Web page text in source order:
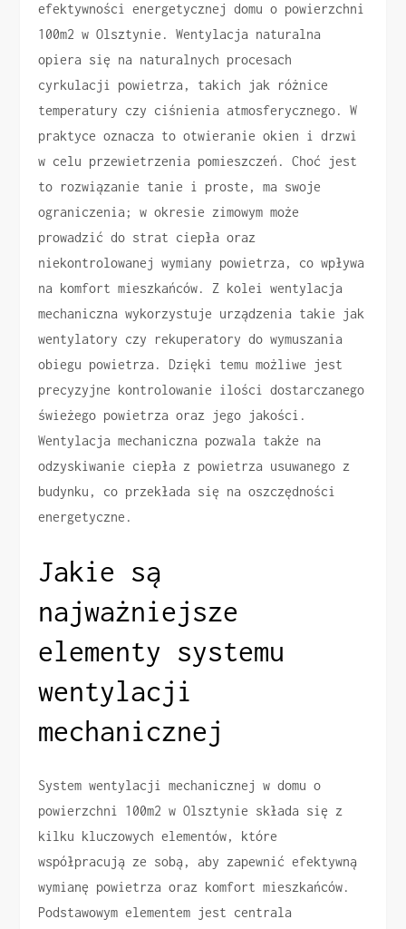
efektywności energetycznej domu o powierzchni
100m2 w Olsztynie. Wentylacja naturalna
opiera się na naturalnych procesach
cyrkulacji powietrza, takich jak różnice
temperatury czy ciśnienia atmosferycznego. W
praktyce oznacza to otwieranie okien i drzwi
w celu przewietrzenia pomieszczeń. Choć jest
to rozwiązanie tanie i proste, ma swoje
ograniczenia; w okresie zimowym może
prowadzić do strat ciepła oraz
niekontrolowanej wymiany powietrza, co wpływa
na komfort mieszkańców. Z kolei wentylacja
mechaniczna wykorzystuje urządzenia takie jak
wentylatory czy rekuperatory do wymuszania
obiegu powietrza. Dzięki temu możliwe jest
precyzyjne kontrolowanie ilości dostarczanego
świeżego powietrza oraz jego jakości.
Wentylacja mechaniczna pozwala także na
odzyskiwanie ciepła z powietrza usuwanego z
budynku, co przekłada się na oszczędności
energetyczne.
Jakie są
najważniejsze
elementy systemu
wentylacji
mechanicznej
System wentylacji mechanicznej w domu o
powierzchni 100m2 w Olsztynie składa się z
kilku kluczowych elementów, które
współpracują ze sobą, aby zapewnić efektywną
wymianę powietrza oraz komfort mieszkańców.
Podstawowym elementem jest centrala